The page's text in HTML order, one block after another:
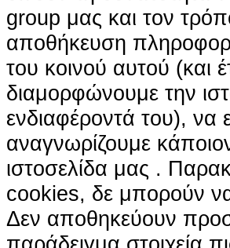
group μας και τον
αποθήκευση
του κοινού αυτού (και
διαμορφώνουμε την
ενδιαφέροντά του), να
αναγνωρίζουμε
ιστοσελίδα μας .
cookies, δε μπορούν
Δεν αποθηκεύουν